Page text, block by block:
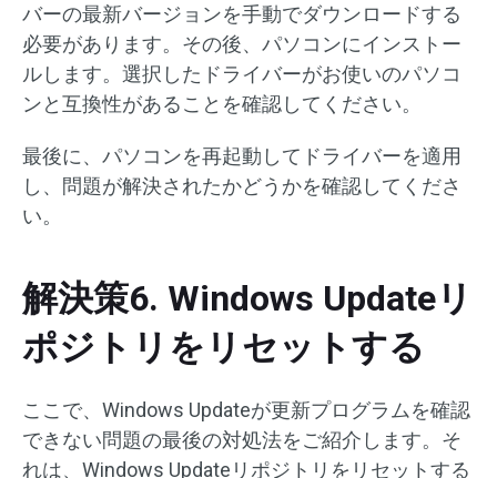
バーの最新バージョンを手動でダウンロードする
必要があります。その後、パソコンにインストー
ルします。選択したドライバーがお使いのパソコ
ンと互換性があることを確認してください。
最後に、パソコンを再起動してドライバーを適用
し、問題が解決されたかどうかを確認してくださ
い。
解決策6. Windows Updateリ
ポジトリをリセットする
ここで、Windows Updateが更新プログラムを確認
できない問題の最後の対処法をご紹介します。そ
れは、Windows Updateリポジトリをリセットする